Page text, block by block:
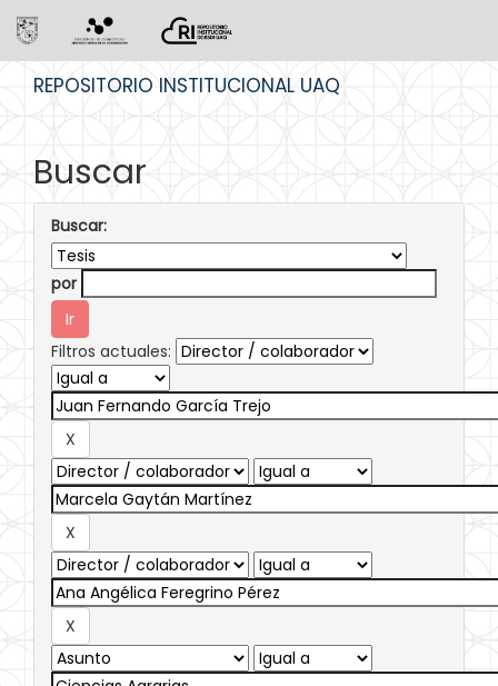
REPOSITORIO INSTITUCIONAL UAQ
Buscar
Buscar:
por
Filtros actuales: